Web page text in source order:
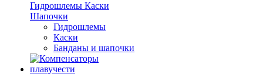
Гидрошлемы Каски
Шапочки
Гидрошлемы
Каски
Банданы и шапочки